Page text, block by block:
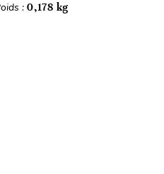
:0,178 kg